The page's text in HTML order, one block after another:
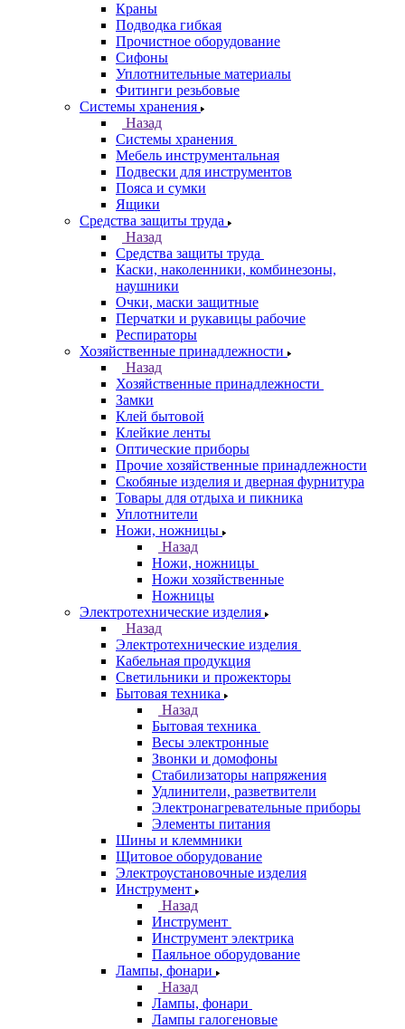
Краны
Подводка гибкая
Прочистное оборудование
Сифоны
Уплотнительные материалы
Фитинги резьбовые
Системы хранения
Назад
Системы хранения
Мебель инструментальная
Подвески для инструментов
Пояса и сумки
Ящики
Средства защиты труда
Назад
Средства защиты труда
Каски, наколенники, комбинезоны,
наушники
Очки, маски защитные
Перчатки и рукавицы рабочие
Респираторы
Хозяйственные принадлежности
Назад
Хозяйственные принадлежности
Замки
Клей бытовой
Клейкие ленты
Оптические приборы
Прочие хозяйственные принадлежности
Скобяные изделия и дверная фурнитура
Товары для отдыха и пикника
Уплотнители
Ножи, ножницы
Назад
Ножи, ножницы
Ножи хозяйственные
Ножницы
Электротехнические изделия
Назад
Электротехнические изделия
Кабельная продукция
Светильники и прожекторы
Бытовая техника
Назад
Бытовая техника
Весы электронные
Звонки и домофоны
Стабилизаторы напряжения
Удлинители, разветвители
Электронагревательные приборы
Элементы питания
Шины и клеммники
Щитовое оборудование
Электроустановочные изделия
Инструмент
Назад
Инструмент
Инструмент электрика
Паяльное оборудование
Лампы, фонари
Назад
Лампы, фонари
Лампы галогеновые